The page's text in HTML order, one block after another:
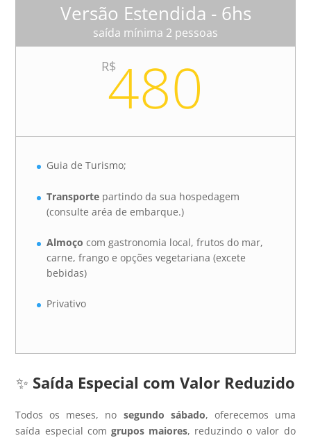
Versão Estendida - 6hs
saída mínima 2 pessoas
R$480
Guia de Turismo;
Transporte partindo da sua hospedagem
(consulte aréa de embarque.)
Almoço com gastronomia local, frutos do mar,
carne, frango e opções vegetariana (excete
bebidas)
Privativo
✨ Saída Especial com Valor Reduzido
Todos os meses, no segundo sábado, oferecemos uma
saída especial com grupos maiores, reduzindo o valor do